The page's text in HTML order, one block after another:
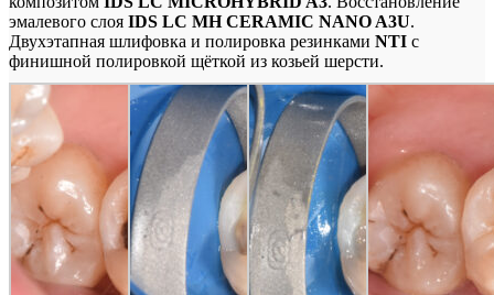
эмалевого слоя IDS LC MH CERAMIC NANO A3U.
Двухэтапная шлифовка и полировка резинками NTI с
финишной полировкой щёткой из козьей шерсти.